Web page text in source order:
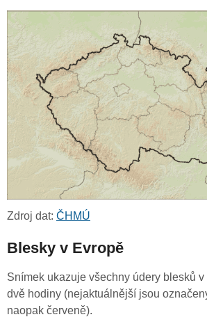
Zdroj dat: ČHMÚ
Blesky v Evropě
Snímek ukazuje všechny údery blesků
dvě hodiny (nejaktuálnější jsou
naopak červeně).